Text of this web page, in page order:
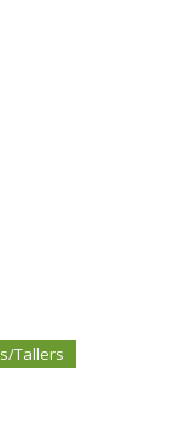
Tallers